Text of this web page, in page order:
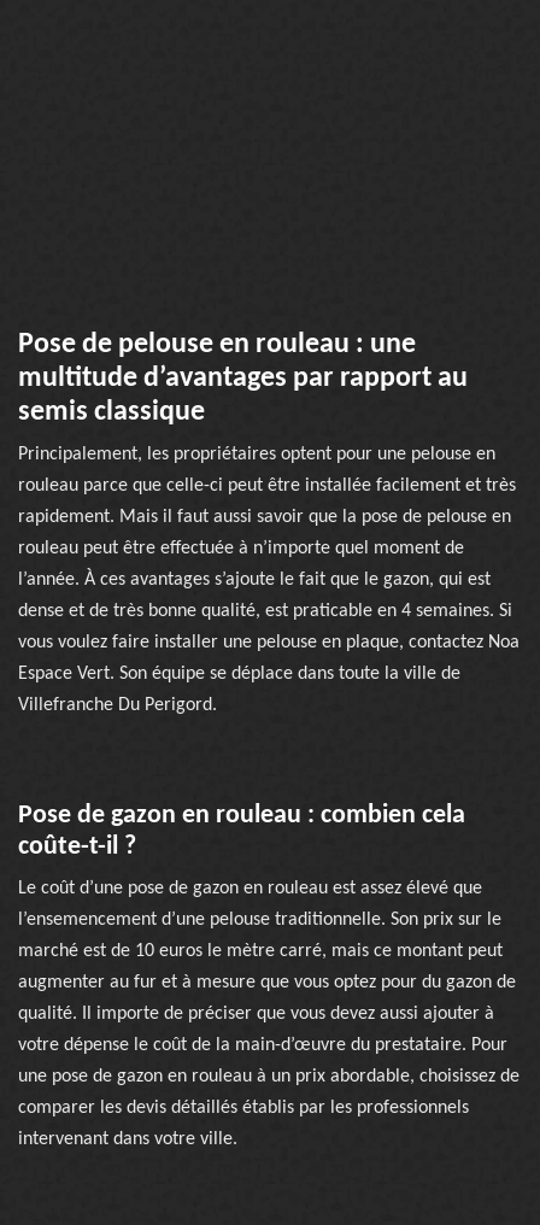
Pose de pelouse en rouleau : une
multitude d’avantages par rapport au
semis classique
Principalement, les propriétaires optent pour une pelouse en
rouleau parce que celle-ci peut être installée facilement et très
rapidement. Mais il faut aussi savoir que la pose de pelouse en
rouleau peut être effectuée à n’importe quel moment de
l’année. À ces avantages s’ajoute le fait que le gazon, qui est
dense et de très bonne qualité, est praticable en 4 semaines. Si
vous voulez faire installer une pelouse en plaque, contactez Noa
Espace Vert. Son équipe se déplace dans toute la ville de
Villefranche Du Perigord.
Pose de gazon en rouleau : combien cela
coûte-t-il ?
Le coût d’une pose de gazon en rouleau est assez élevé que
l’ensemencement d’une pelouse traditionnelle. Son prix sur le
marché est de 10 euros le mètre carré, mais ce montant peut
augmenter au fur et à mesure que vous optez pour du gazon de
qualité. Il importe de préciser que vous devez aussi ajouter à
votre dépense le coût de la main-d’œuvre du prestataire. Pour
une pose de gazon en rouleau à un prix abordable, choisissez de
comparer les devis détaillés établis par les professionnels
intervenant dans votre ville.